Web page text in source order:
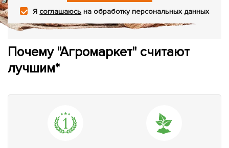
Ясоглашаюсь на обработку персональных данных
Почему "Агромаркет" считают
лучшим*